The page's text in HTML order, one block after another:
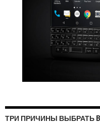
ТРИ ПРИЧИНЫ ВЫБРАТЬ